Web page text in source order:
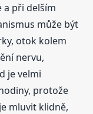
a při delším
může být
otok kolem
nervu,
je velmi
protože
mluvit klidně,